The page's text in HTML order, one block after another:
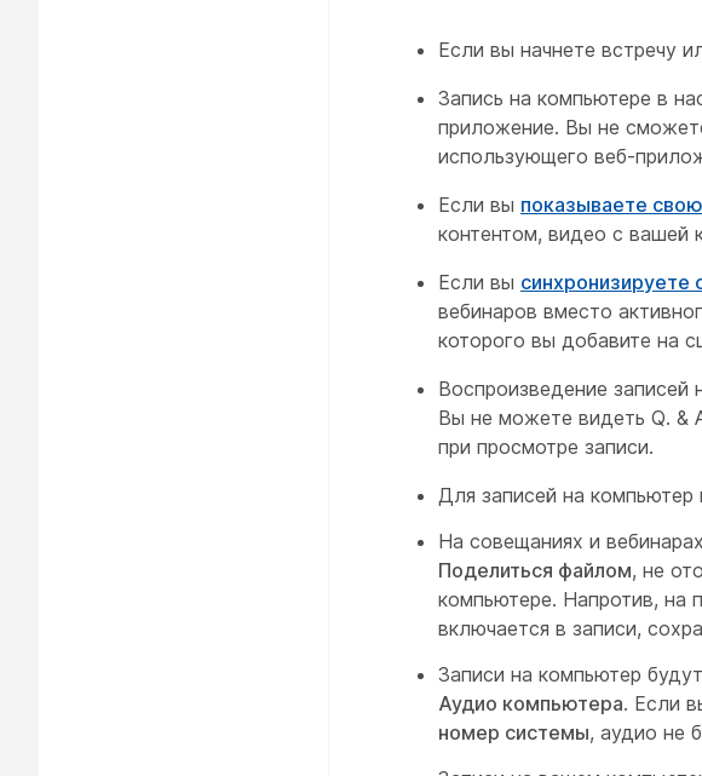
Если вы начнете встречу
Запись на компьютере в
приложение. Вы не
использующего веб-
Если вы показываете
контентом, видео с вашей
Если вы синхронизируете
вебинаров вместо
которого вы добавите на
Воспроизведение
Вы не можете видеть Q. &
при просмотре записи.
Для записей на
На совещаниях и
Поделиться файлом, не
компьютере. Напротив, на
включается в записи,
Записи на компьютер
Аудио компьютера. Если
номер системы, аудио не